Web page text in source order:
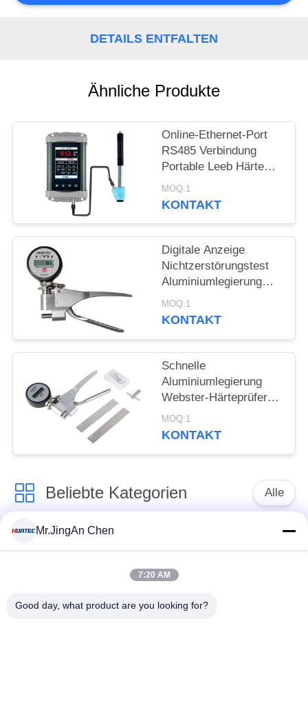
ZITAT
POLICY
DETAILS ENTFALTEN
Ähnliche Produkte
Online-Ethernet-Port
RS485 Verbindung
Portable Leeb Härte
Tester für Echtzeit-
Härteprüfung
MOQ:1
KONTAKT
Digitale Anzeige
Nichtzerstörungstest
Aluminiumlegierung
Webster Härte Tester
MOQ:1
KONTAKT
Schnelle
Aluminiumlegierung
Webster-Härteprüfer
Nichtzerstörungsprüfung
MOQ:1
KONTAKT
Beliebte Kategorien Alle
Ultraschallprüfgerät
Dickenmessung
Schichtdickenmessgerät
Härteprüfgerät
Mr.JingAn Chen
7:20 AM
Good day, what product are you looking for?